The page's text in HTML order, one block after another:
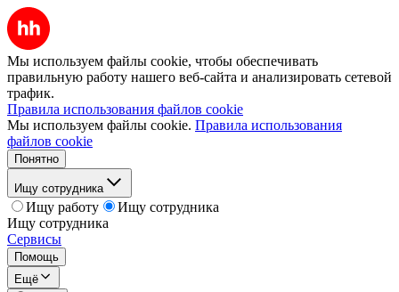
Мы используем файлы cookie, чтобы обеспечивать
правильную работу нашего веб-сайта и анализировать сетевой
трафик.
Правила использования файлов cookie
Мы используем файлы cookie. Правила использования
файлов cookie
Понятно
Ищу сотрудника
Ищу работу
Ищу сотрудника
Ищу сотрудника
Сервисы
Помощь
Ещё